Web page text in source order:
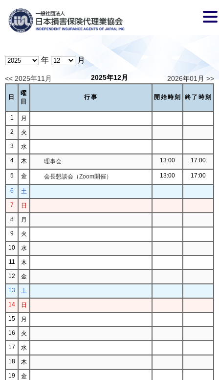
年 月
<< 2025年11月 2026年01月 >>
2025年12月
日
曜
日
行事 開始時刻 終了時刻
1
月
2
火
3
水
4
木 理事会 13:00 17:00
5 金 会長懇談会（Zoom開催） 13:00 17:00
6
土
7
日
8
月
9
火
10
水
11
木
12
金
13
土
14
日
15
月
16
火
17
水
18
木
19
金